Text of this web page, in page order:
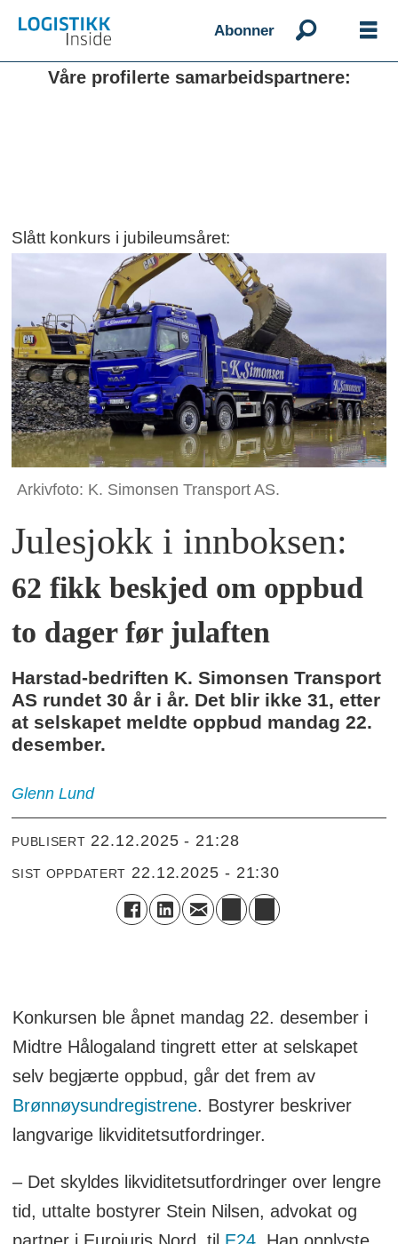
Abonner
Våre profilerte samarbeidspartnere:
Slått konkurs i jubileumsåret:
Arkivfoto: K. Simonsen Transport AS.
Julesjokk i innboksen:
62 fikk beskjed om oppbud
to dager før julaften
Harstad-bedriften K. Simonsen Transport
AS rundet 30 år i år. Det blir ikke 31, etter
at selskapet meldte oppbud mandag 22.
desember.
Glenn Lund
PUBLISERT 22.12.2025 - 21:28
SIST OPPDATERT 22.12.2025 - 21:30
Konkursen ble åpnet mandag 22. desember i
Midtre Hålogaland tingrett etter at selskapet
selv begjærte oppbud, går det frem av
Brønnøysundregistrene. Bostyrer beskriver
langvarige likviditetsutfordringer.
– Det skyldes likviditetsutfordringer over lengre
tid, uttalte bostyrer Stein Nilsen, advokat og